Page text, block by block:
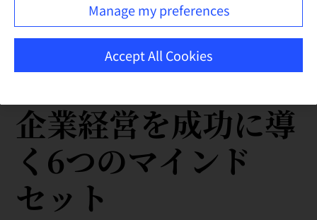
企業経営を成功に導
く6つのマインド
セット
Manage my preferences
Accept All Cookies